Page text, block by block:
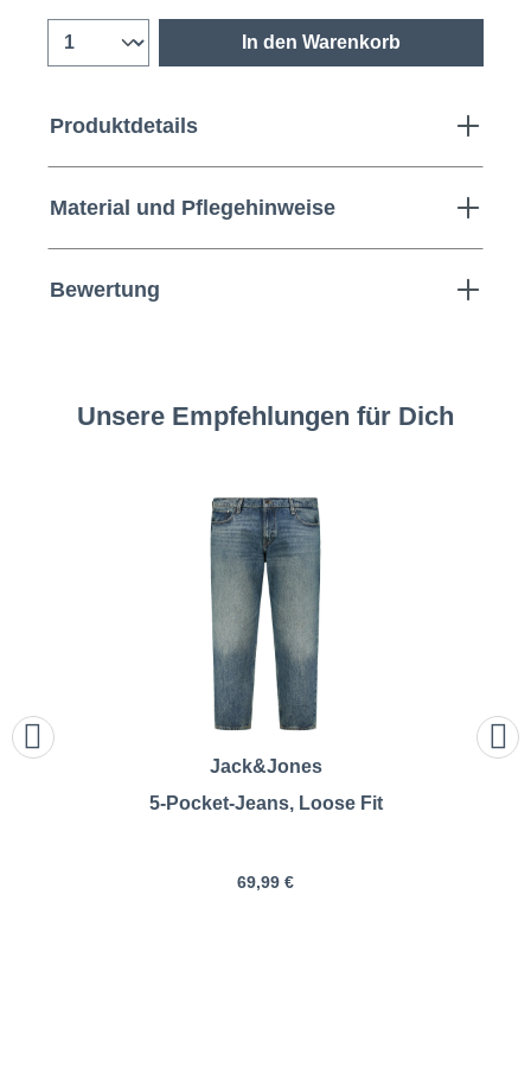
In den Warenkorb
Produktdetails
Material und Pflegehinweise
Bewertung
Unsere Empfehlungen für Dich
Jack&Jones
5-Pocket-Jeans, Loose Fit
69,99 €